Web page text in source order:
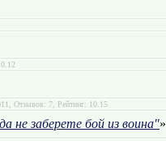
Отзывов: 7, Рейтинг: 10.15
не заберете бой из воина"»